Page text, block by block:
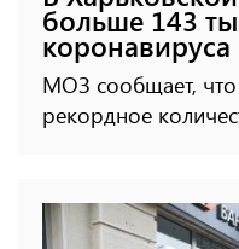
больше 143
коронавируса
МОЗ сообщает, что
рекордное